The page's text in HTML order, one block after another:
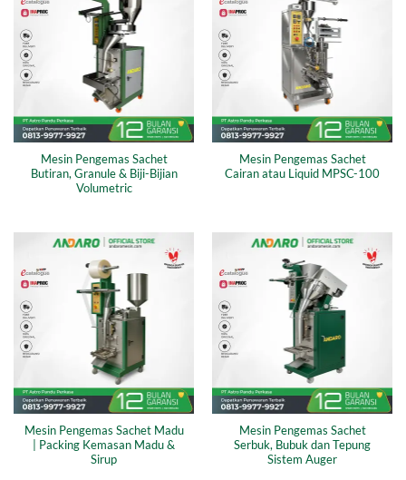
Mesin Pengemas Sachet
Butiran, Granule & Biji-Bijian
Volumetric
Mesin Pengemas Sachet
Cairan atau Liquid MPSC-100
Mesin Pengemas Sachet Madu
| Packing Kemasan Madu &
Sirup
Mesin Pengemas Sachet
Serbuk, Bubuk dan Tepung
Sistem Auger